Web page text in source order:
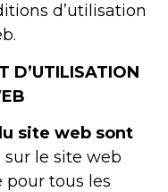
d’utilisation
D’UTILISATION
site web sont
le site web
pour tous les